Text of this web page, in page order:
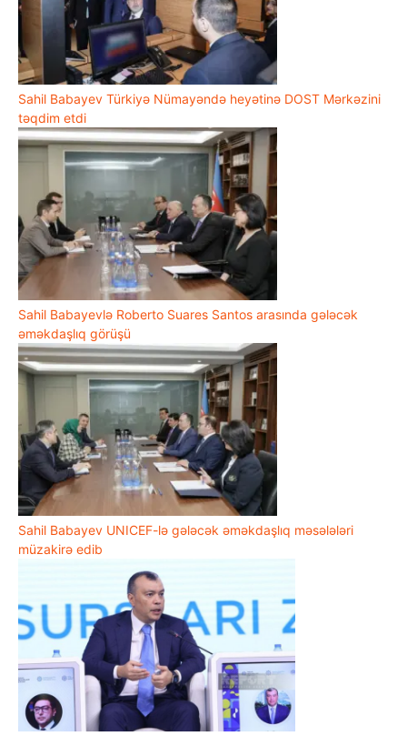
Sahil Babayev Türkiyə Nümayəndə heyətinə DOST Mərkəzini
təqdim etdi
Sahil Babayevlə Roberto Suares Santos arasında gələcək
əməkdaşlıq görüşü
Sahil Babayev UNICEF-lə gələcək əməkdaşlıq məsələləri
müzakirə edib